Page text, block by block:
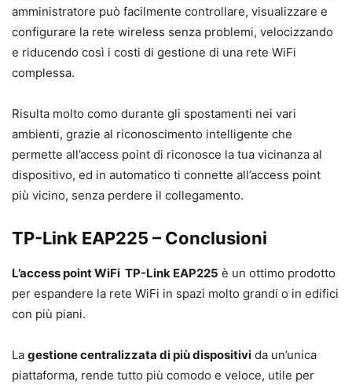
amministratore può facilmente controllare, visualizzare e
configurare la rete wireless senza problemi, velocizzando
e riducendo così i costi di gestione di una rete WiFi
complessa.
Risulta molto como durante gli spostamenti nei vari
ambienti, grazie al riconoscimento intelligente che
permette all’access point di riconosce la tua vicinanza al
dispositivo, ed in automatico ti connette all’access point
più vicino, senza perdere il collegamento.
TP-Link EAP225 – Conclusioni
L’access point WiFi TP-Link EAP225 è un ottimo prodotto
per espandere la rete WiFi in spazi molto grandi o in edifici
con più piani.
La gestione centralizzata di più dispositivi da un’unica
piattaforma, rende tutto più comodo e veloce, utile per